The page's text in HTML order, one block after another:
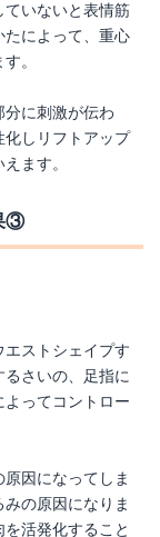
ていないと表情筋
たによって、重心
。
に刺激が伝わ
化しリフトアップ
ます。
③
ストシェイプす
さいの、足指に
ってコントロー
因になってしま
の原因になりま
活発化すること